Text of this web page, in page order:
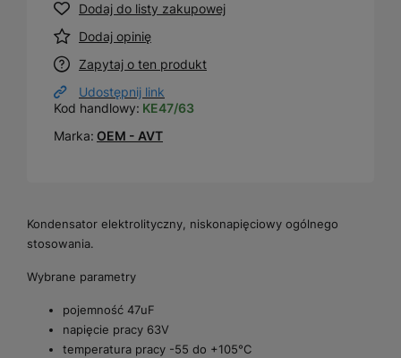
Dodaj do listy zakupowej
Dodaj opinię
Zapytaj o ten produkt
Udostępnij link
Kod handlowy: KE47/63
Marka: OEM - AVT
Kondensator elektrolityczny, niskonapięciowy ogólnego
stosowania.
Wybrane parametry
pojemność 47uF
napięcie pracy 63V
temperatura pracy -55 do +105°C